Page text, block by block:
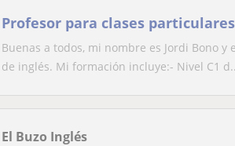
Profesor para clases
Buenas a todos, mi nombre es Jordi Bono
de inglés. Mi formación incluye:- Nivel C1
El Buzo Inglés